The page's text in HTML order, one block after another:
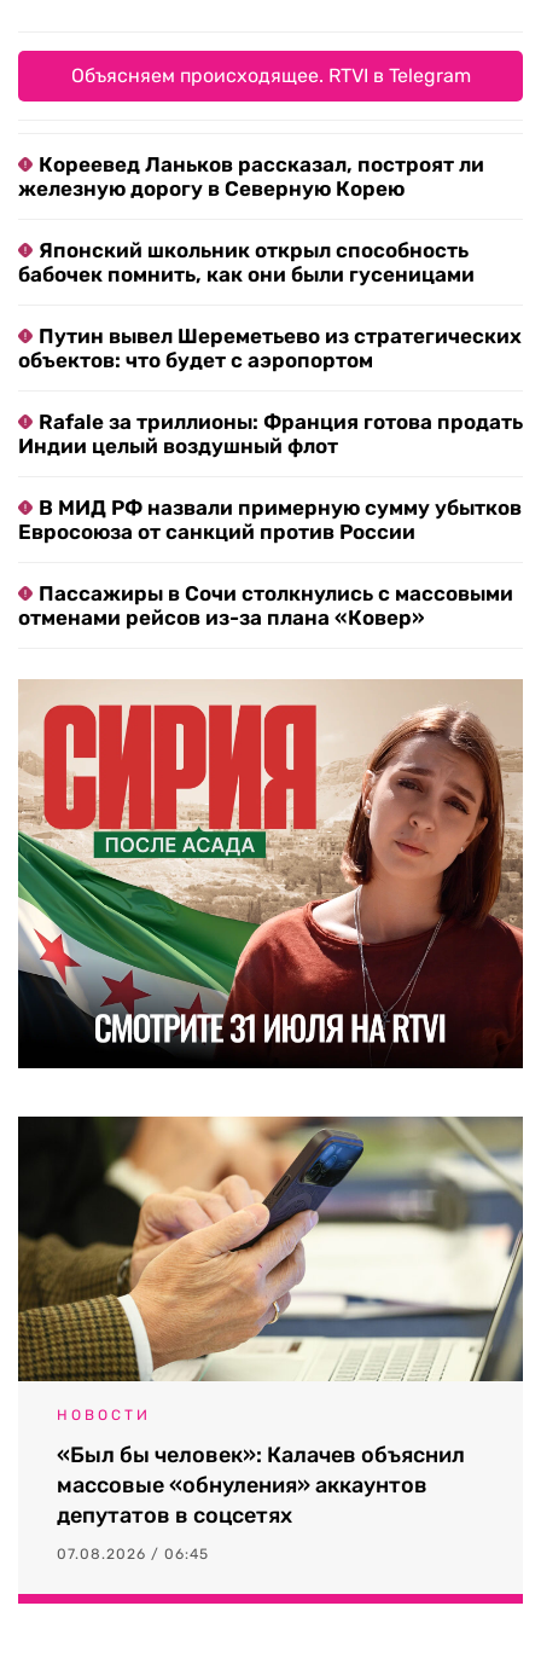
Объясняем происходящее. RTVI в Telegram
Кореевед Ланьков рассказал, построят ли
железную дорогу в Северную Корею
Японский школьник открыл способность
бабочек помнить, как они были гусеницами
Путин вывел Шереметьево из стратегических
объектов: что будет с аэропортом
Rafale за триллионы: Франция готова продать
Индии целый воздушный флот
В МИД РФ назвали примерную сумму убытков
Евросоюза от санкций против России
Пассажиры в Сочи столкнулись с массовыми
отменами рейсов из-за плана «Ковер»
НОВОСТИ
«Был бы человек»: Калачев объяснил
массовые «обнуления» аккаунтов
депутатов в соцсетях
07.08.2026 / 06:45